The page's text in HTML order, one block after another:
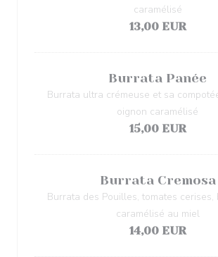
caramélisé
13,00 EUR
Burrata Panée
Burrata ultra crémeuse et sa
oignon caramélisé
15,00 EUR
Burrata Cremosa
Burrata des Pouilles, tomates cerises,
caramélisé au miel
14,00 EUR